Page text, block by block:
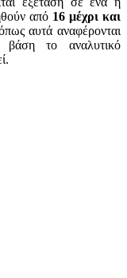
από 16 μέχρι και
αυτά αναφέρονται
βάση το αναλυτικό